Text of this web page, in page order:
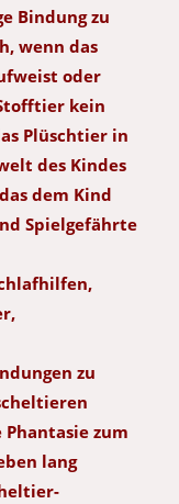
Bindung zu
wenn das
oder
kein
Plüschtier in
des Kindes
dem Kind
Spielgefährte
zu
zum
lang